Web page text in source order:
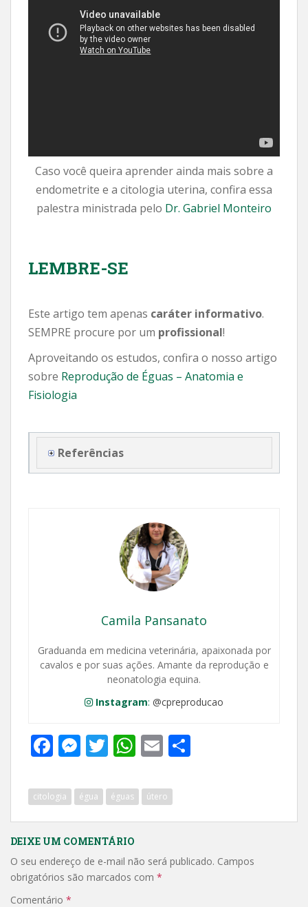
Caso você queira aprender ainda mais sobre a
endometrite e a citologia uterina, confira essa
palestra ministrada pelo Dr. Gabriel Monteiro
LEMBRE-SE
Este artigo tem apenas caráter informativo.
SEMPRE procure por um profissional!
Aproveitando os estudos, confira o nosso artigo
sobre Reprodução de Éguas – Anatomia e
Fisiologia
Referências
Camila Pansanato
Graduanda em medicina veterinária, apaixonada por
cavalos e por suas ações. Amante da reprodução e
neonatologia equina.
Instagram: @cpreproducao
F
ac
e
b
o
o
k
M
e
ss
e
n
g
er
T
w
itt
er
W
h
at
s
p
p
E
m
ai
l
citologia égua éguas útero
DEIXE UM COMENTÁRIO
O seu endereço de e-mail não será publicado. Campos
obrigatórios são marcados com *
Comentário *